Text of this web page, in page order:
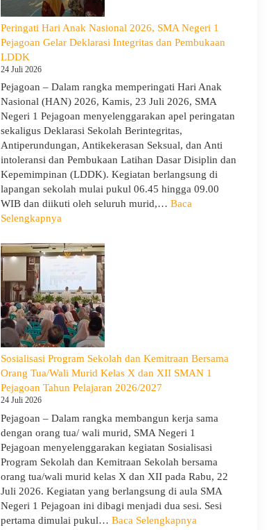
Berjalan
Khidmat
Peringati Hari Anak Nasional 2026, SMA Negeri 1
Pejagoan Gelar Deklarasi Integritas dan Pembukaan
LDDK
24 Juli 2026
Pejagoan – Dalam rangka memperingati Hari Anak
Nasional (HAN) 2026, Kamis, 23 Juli 2026, SMA
Negeri 1 Pejagoan menyelenggarakan apel peringatan
sekaligus Deklarasi Sekolah Berintegritas,
Antiperundungan, Antikekerasan Seksual, dan Anti
intoleransi dan Pembukaan Latihan Dasar Disiplin dan
Kepemimpinan (LDDK). Kegiatan berlangsung di
lapangan sekolah mulai pukul 06.45 hingga 09.00
WIB dan diikuti oleh seluruh murid,… Baca
Selengkapnya
Hari
Anak
Nasional
2026,
SMA
Negeri
1
Pejagoan
Gelar
Deklarasi
Integritas
Pembukaan
LDDK
Sosialisasi Program Sekolah dan Kemitraan Bersama
Orang Tua/Wali Murid Kelas X dan XII SMAN 1
Pejagoan Tahun Pelajaran 2026/2027
24 Juli 2026
Pejagoan – Dalam rangka membangun kerja sama
dengan orang tua/ wali murid, SMA Negeri 1
Pejagoan menyelenggarakan kegiatan Sosialisasi
Program Sekolah dan Kemitraan Sekolah bersama
orang tua/wali murid kelas X dan XII pada Rabu, 22
Juli 2026. Kegiatan yang berlangsung di aula SMA
Negeri 1 Pejagoan ini dibagi menjadi dua sesi. Sesi
pertama dimulai pukul… Baca Selengkapnya